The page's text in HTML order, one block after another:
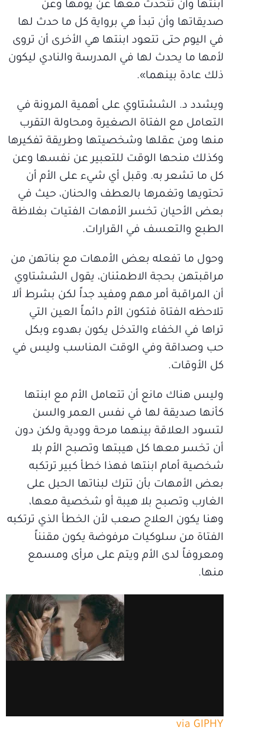
ابنتها وأن تتحدث معها عن يومها وعن
صديقاتها وأن تبدأ هي برواية كل ما حدث لها
في اليوم حتى تتعود ابنتها هي الأخرى أن تروى
لأمها ما يحدث لها في المدرسة والنادي ليكون
ذلك عادة بينهما».
ويشدد د. الششتاوي على أهمية المرونة في
التعامل مع الفتاة الصغيرة ومحاولة التقرب
منها ومن عقلها وشخصيتها وطريقة تفكيرها
وكذلك منحها الوقت للتعبير عن نفسها وعن
كل ما تشعر به. وقبل أي شيء على الأم أن
تحتويها وتغمرها بالعطف والحنان، حيث في
بعض الأحيان تخسر الأمهات الفتيات بغلاظة
الطبع والتعسف في القرارات.
وحول ما تفعله بعض الأمهات مع بناتهن من
مراقبتهن بحجة الاطمئنان، يقول الششتاوي
أن المراقبة أمر مهم ومفيد جداً لكن بشرط ألا
تلاحظه الفتاة فتكون الأم دائماً العين التي
تراها في الخفاء والتدخل يكون بهدوء وبكل
حب وصداقة وفي الوقت المناسب وليس في
كل الأوقات.
وليس هناك مانع أن تتعامل الأم مع ابنتها
كأنها صديقة لها في نفس العمر والسن
لتسود العلاقة بينهما مرحة وودية ولكن دون
أن تخسر معها كل هيبتها وتصبح الأم بلا
شخصية أمام ابنتها فهذا خطأ كبير ترتكبه
بعض الأمهات بأن تترك لبناتها الحبل على
الغارب وتصبح بلا هيبة أو شخصية معها،
وهنا يكون العلاج صعب لأن الخطأ الذي ترتكبه
الفتاة من سلوكيات مرفوضة يكون مقنناً
ومعروفاً لدى الأم ويتم على مرأى ومسمع
منها.
via GIPHY